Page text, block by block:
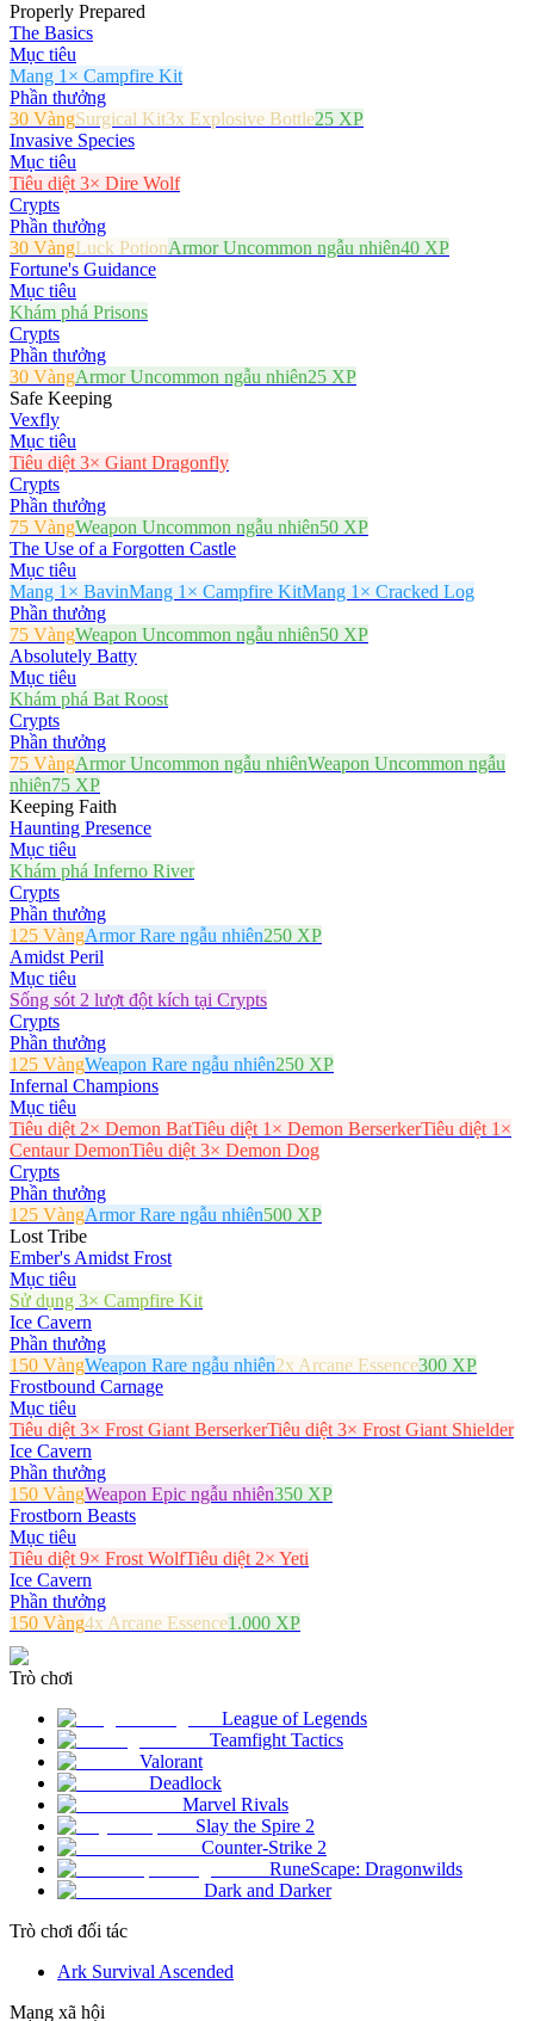
Properly Prepared
The Basics
Mục tiêu
Mang 1× Campfire Kit
Phần thưởng
30 VàngSurgical Kit3x Explosive Bottle25 XP
Invasive Species
Mục tiêu
Tiêu diệt 3× Dire Wolf
Crypts
Phần thưởng
30 VàngLuck PotionArmor Uncommon ngẫu nhiên40 XP
Fortune's Guidance
Mục tiêu
Khám phá Prisons
Crypts
Phần thưởng
30 VàngArmor Uncommon ngẫu nhiên25 XP
Safe Keeping
Vexfly
Mục tiêu
Tiêu diệt 3× Giant Dragonfly
Crypts
Phần thưởng
75 VàngWeapon Uncommon ngẫu nhiên50 XP
The Use of a Forgotten Castle
Mục tiêu
Mang 1× BavinMang 1× Campfire KitMang 1× Cracked Log
Phần thưởng
75 VàngWeapon Uncommon ngẫu nhiên50 XP
Absolutely Batty
Mục tiêu
Khám phá Bat Roost
Crypts
Phần thưởng
75 VàngArmor Uncommon ngẫu nhiênWeapon Uncommon ngẫu
nhiên75 XP
Keeping Faith
Haunting Presence
Mục tiêu
Khám phá Inferno River
Crypts
Phần thưởng
125 VàngArmor Rare ngẫu nhiên250 XP
Amidst Peril
Mục tiêu
Sống sót 2 lượt đột kích tại Crypts
Crypts
Phần thưởng
125 VàngWeapon Rare ngẫu nhiên250 XP
Infernal Champions
Mục tiêu
Tiêu diệt 2× Demon BatTiêu diệt 1× Demon BerserkerTiêu diệt 1×
Centaur DemonTiêu diệt 3× Demon Dog
Crypts
Phần thưởng
125 VàngArmor Rare ngẫu nhiên500 XP
Lost Tribe
Ember's Amidst Frost
Mục tiêu
Sử dụng 3× Campfire Kit
Ice Cavern
Phần thưởng
150 VàngWeapon Rare ngẫu nhiên2x Arcane Essence300 XP
Frostbound Carnage
Mục tiêu
Tiêu diệt 3× Frost Giant BerserkerTiêu diệt 3× Frost Giant Shielder
Ice Cavern
Phần thưởng
150 VàngWeapon Epic ngẫu nhiên350 XP
Frostborn Beasts
Mục tiêu
Tiêu diệt 9× Frost WolfTiêu diệt 2× Yeti
Ice Cavern
Phần thưởng
150 Vàng4x Arcane Essence1.000 XP
Trò chơi
League of Legends
Teamfight Tactics
Valorant
Deadlock
Marvel Rivals
Slay the Spire 2
Counter-Strike 2
RuneScape: Dragonwilds
Dark and Darker
Trò chơi đối tác
Ark Survival Ascended
Mạng xã hội